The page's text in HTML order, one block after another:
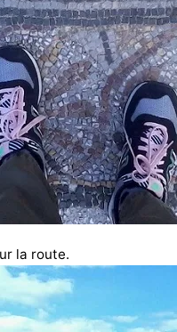
la route.